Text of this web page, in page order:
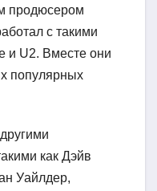
продюсером
с такими
и U2. Вместе они
популярных
как Дэйв
Уайлдер,